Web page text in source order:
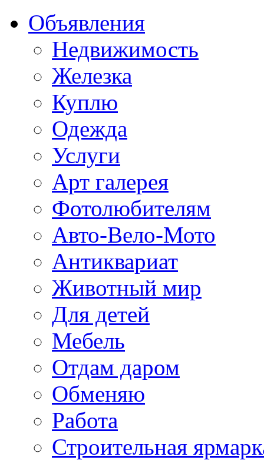
Объявления
Недвижимость
Железка
Куплю
Одежда
Услуги
Арт галерея
Фотолюбителям
Авто-Вело-Мото
Антиквариат
Животный мир
Для детей
Мебель
Отдам даром
Обменяю
Работа
Строительная